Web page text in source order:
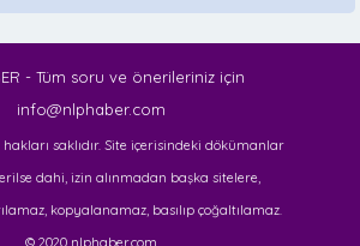
- Tüm soru ve önerileriniz için
info@nlphaber.com
saklıdır. Site içerisindeki dökümanlar
dahi, izin alınmadan başka sitelere,
kopyalanamaz, basılıp çoğaltılamaz.
© 2020 nlphaber.com